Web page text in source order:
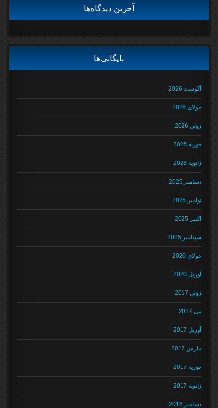
آخرین دیدگاه‌ها
بایگانی‌ها
آگوست 2026
جولای 2026
ژوئن 2026
فوریه 2026
ژانویه 2026
دسامبر 2025
نوامبر 2025
اکتبر 2025
سپتامبر 2025
جولای 2020
آوریل 2020
ژوئن 2017
می 2017
آوریل 2017
مارس 2017
فوریه 2017
ژانویه 2017
دسامبر 2016